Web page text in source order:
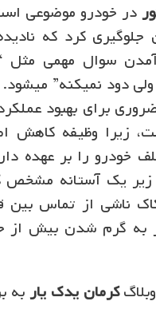
در خودرو موضوعی
کرد که
سوال مهمی مثل
دود نمیکنه”
برای بهبود
زیرا وظیفه کاهش
را بر عهده
یک آستانه مشخص
ناشی از تماس بین
به گرم شدن بیش
کرمان یدک یار به